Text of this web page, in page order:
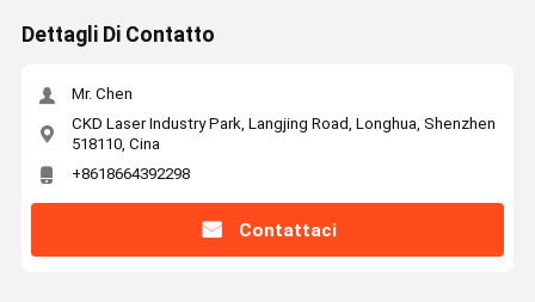
Dettagli Di Contatto
Mr. Chen
CKD Laser Industry Park, Langjing Road, Longhua, Shenzhen
518110, Cina
+8618664392298
Contattaci